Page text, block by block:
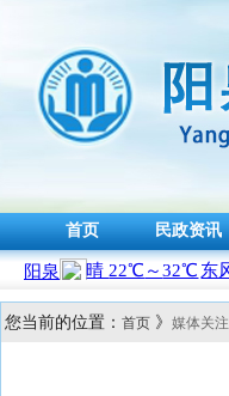
首页 民政资讯
您当前的位置： 首页 》 媒体关注